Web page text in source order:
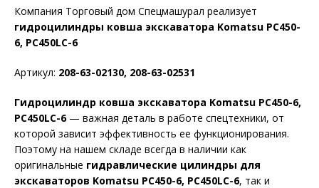
Компания Торговый дом Спецмашурал реализует
гидроцилиндры ковша экскаватора Komatsu PC450-
6, PC450LC-6
Артикул: 208-63-02130, 208-63-02531
Гидроцилиндр ковша экскаватора Komatsu PC450-6,
PC450LC-6— важная деталь в работе спецтехники, от
которой зависит эффективность ее функционирования.
Поэтому на нашем складе всегда в наличии как
оригинальные гидравлические цилиндры для
экскаваторов Komatsu PC450-6, PC450LC-6, так и